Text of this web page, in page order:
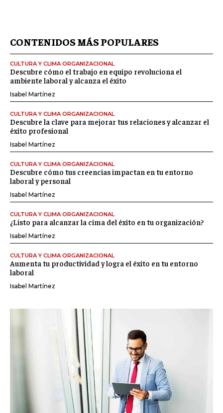
CONTENIDOS MÁS POPULARES
CULTURA Y CLIMA ORGANIZACIONAL
Descubre cómo el trabajo en equipo revoluciona el
ambiente laboral y alcanza el éxito
Isabel Martínez
CULTURA Y CLIMA ORGANIZACIONAL
Descubre la clave para mejorar tus relaciones y alcanzar el
éxito profesional
Isabel Martínez
CULTURA Y CLIMA ORGANIZACIONAL
Descubre cómo tus creencias impactan en tu entorno
laboral y personal
Isabel Martínez
CULTURA Y CLIMA ORGANIZACIONAL
¿Listo para alcanzar la cima del éxito en tu organización?
Isabel Martínez
CULTURA Y CLIMA ORGANIZACIONAL
Aumenta tu productividad y logra el éxito en tu entorno
laboral
Isabel Martínez